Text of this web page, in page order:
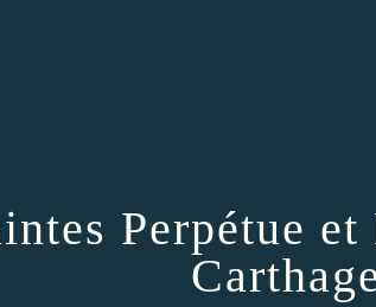
Perpétue